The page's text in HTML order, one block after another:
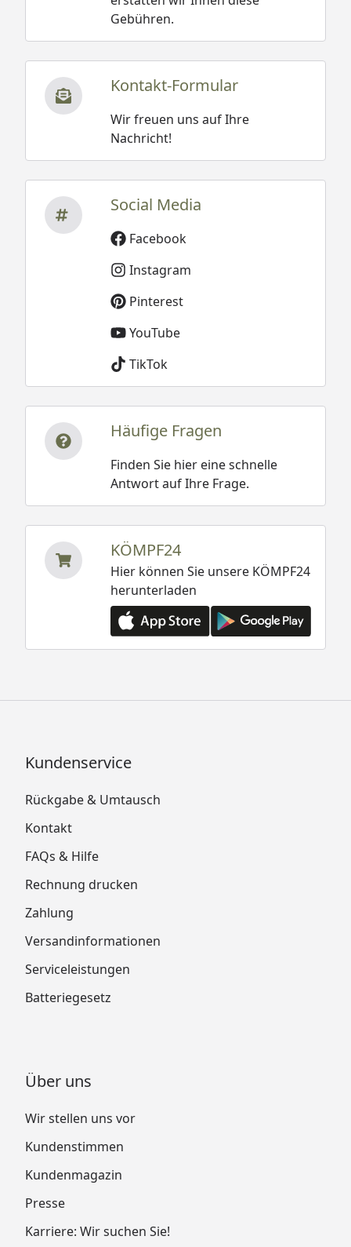
Gebühren.
Kontakt-Formular
Wir freuen uns auf Ihre
Nachricht!
Social Media
Facebook
Instagram
Pinterest
YouTube
TikTok
Häufige Fragen
Finden Sie hier eine schnelle
Antwort auf Ihre Frage.
KÖMPF24
Hier können Sie unsere KÖMPF24
herunterladen
Kundenservice
Rückgabe & Umtausch
Kontakt
FAQs & Hilfe
Rechnung drucken
Zahlung
Versandinformationen
Serviceleistungen
Batteriegesetz
Über uns
Wir stellen uns vor
Kundenstimmen
Kundenmagazin
Presse
Karriere: Wir suchen Sie!